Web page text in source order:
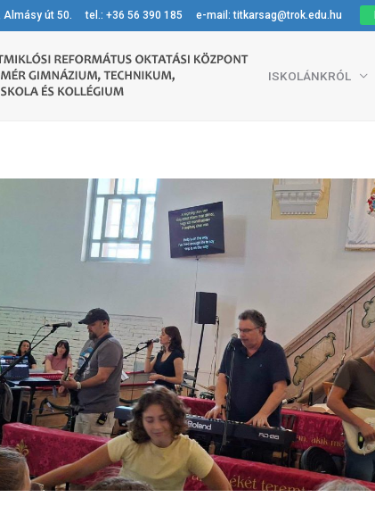
Almásy út 50. tel.: +36 56 390 185 e-mail: titkarsag@trok.edu.hu
ISKOLÁNKRÓL